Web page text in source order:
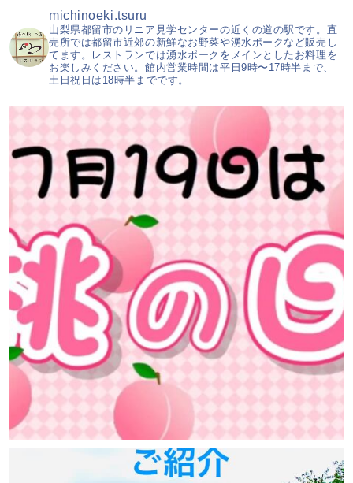
michinoeki.tsuru
山梨県都留市のリニア見学センターの近くの道の駅です。直
売所では都留市近郊の新鮮なお野菜や湧水ポークなど販売し
てます。レストランでは湧水ポークをメインとしたお料理を
お楽しみください。館内営業時間は平日9時〜17時半まで、
土日祝日は18時半までです。